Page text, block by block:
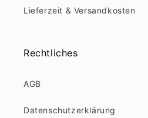
Lieferzeit & Versandkosten
Rechtliches
AGB
Datenschutzerklärung